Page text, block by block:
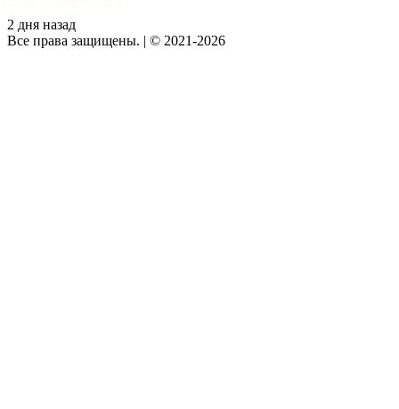
2 дня назад
Все права защищены. | © 2021-2026